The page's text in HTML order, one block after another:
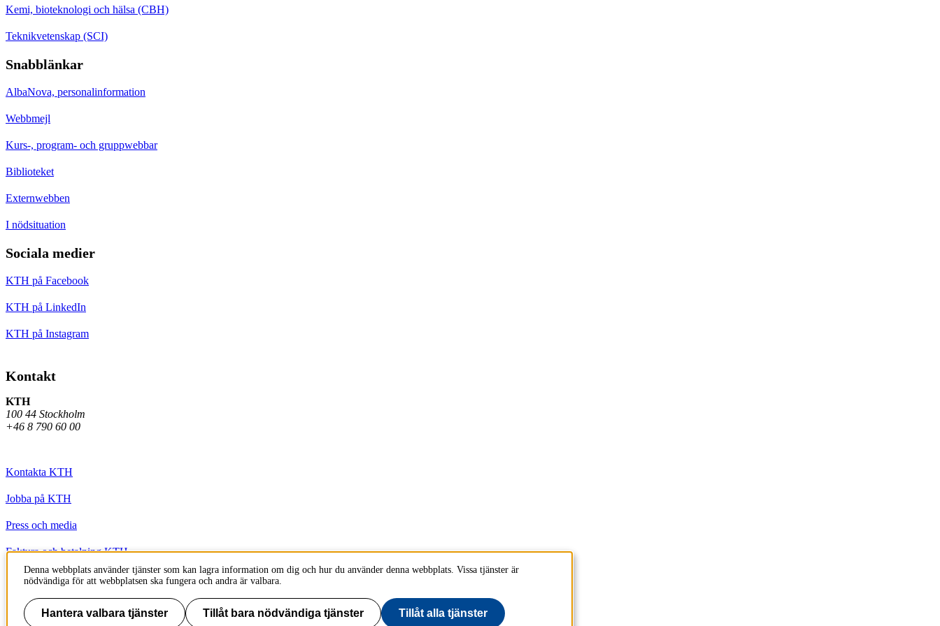
Kemi, bioteknologi och hälsa (CBH)
Teknikvetenskap (SCI)
Snabblänkar
AlbaNova, personalinformation
Webbmejl
Kurs-, program- och gruppwebbar
Biblioteket
Externwebben
I nödsituation
Sociala medier
KTH på Facebook
KTH på LinkedIn
KTH på Instagram
Kontakt
KTH
100 44 Stockholm
+46 8 790 60 00
Kontakta KTH
Jobba på KTH
Press och media
Faktura och betalning KTH
Om KTH:s webbplatser
Tillgänglighetsredogörelse
Denna webbplats använder tjänster som kan lagra information om dig och hur du använder denna webbplats. Vissa tjänster är
nödvändiga för att webbplatsen ska fungera och andra är valbara.
Hantera valbara tjänster Tillåt bara nödvändiga tjänster Tillåt alla tjänster